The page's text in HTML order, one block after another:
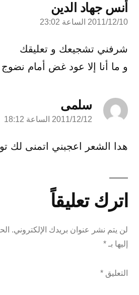
أنس جهاد الدين
قال:
2011/12/10 الساعة 23:02
شرفني تشجيعك و تعليقك
و ما أنا إلا عود غض أمام نضوج
سلمى
قال:
2011/12/12 الساعة 18:12
هدا الشعر اعجبني اتمنى لك
اترك تعليقاً
لن يتم نشر عنوان بريدك الإلكتروني.
إليها بـ *
التعليق *